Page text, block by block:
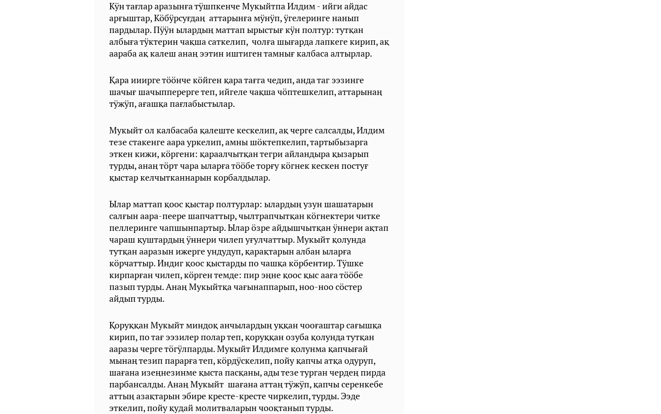
Кӱн тағлар аразынға тӱшпкенче Мукыйтпа Илдим - ийги айдас
арғыштар, Кӧбӱрсуғдаң аттарынға мӱнӱп, ӱгелеринге нанып
пардылар. Пӱӱн ылардың маттап ырыстығ кӱн полтур: тутқан
албыға тӱктерин чақша саткелип, чолға шығарда лапкеге кирип, ақ
аараба ақ калеш анаң ээтин иштиген тамнығ калбаса алтырлар.
Қара ииирге тӧӧнче кӧйген қара тағга чедип, анда таг ээзинге
шачығ шачыпперерге теп, ийгеле чақша чӧптешкелип, аттарынаң
тӱжӱп, ағашқа пағлабыстылар.
Мукыйт ол калбасаба қалеште кескелип, ақ черге салсалды, Илдим
тезе стакенге аара уркелип, амны шӧктепкелип, тартыбызарга
эткен кижи, кӧргени: қараалчытқан тегри айландыра қызарып
турды, анаң тӧрт чара ыларға тӧӧбе торғу кӧгнек кескен постуғ
қыстар келчытканнарын корбалдылар.
Ылар маттап қоос қыстар полтурлар: ылардың узун шашатарын
салғын аара-пеере шапчаттыр, чылтрапчытқан кӧгнектери читке
пеллеринге чапшынпартыр. Ылар ӧзре айдышчытқан ӱннери ақтап
чараш қуштардың ӱннери чилеп уғулчаттыр. Мукыйт қолунда
тутқан ааразын ижерге ундудуп, қарақтарын албан ыларға
кӧрчаттыр. Индиг қоос қыстарды по чашқа кӧрбентир. Тӱшке
кирпарған чилеп, кӧрген темде: пир эңне қоос қыс ааға тӧӧбе
пазып турды. Анаң Мукыйтқа чағынаппарып, ноо-ноо сӧстер
айдып турды.
Қоруққан Мукыйт миндоқ анчылардың уққан чооғаштар сағышқа
кирип, по тағ ээзилер полар теп, қоруққан озуба қолунда тутқан
ааразы черге тӧгӱлпарды. Мукыйт Илдимге қолунма қапчығай
мынаң тезип парарға теп, кӧрдӱскелип, пойу қапчы атқа одуруп,
шағана изеңнезинме қыста пасқаны, ады тезе турган чердең пирда
парбансалды. Анаң Мукыйт шағана аттаң тӱжӱп, қапчы серенкебе
аттың азақтарын эбире кресте-кресте чиркелип, турды. Ээде
эткелип, пойу қудай молитваларын чооқтанып турды.